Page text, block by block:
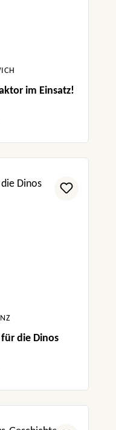
im Einsatz!
die Dinos